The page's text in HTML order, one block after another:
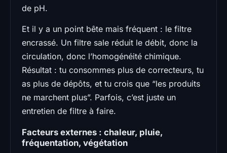
de pH.
Et il y a un point bête mais fréquent : le filtre
encrassé. Un filtre sale réduit le débit, donc la
circulation, donc l’homogénéité chimique.
Résultat : tu consommes plus de correcteurs, tu
as plus de dépôts, et tu crois que “les produits
ne marchent plus”. Parfois, c’est juste un
entretien de filtre à faire.
Facteurs externes : chaleur, pluie,
fréquentation, végétation